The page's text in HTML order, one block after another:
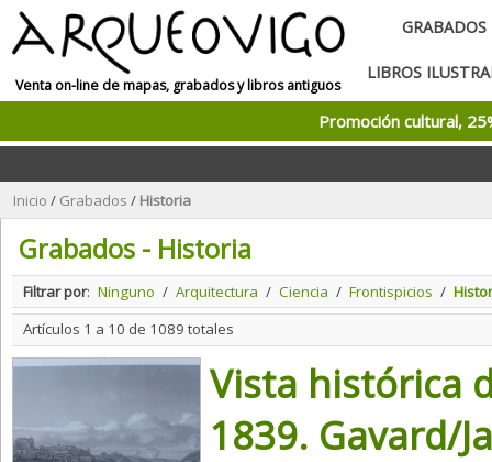
Venta on-line de mapas, grabados y libros antiguos
GRABADOS
LIBROS
Promoción cultural,
Inicio / Grabados / Historia
Grabados - Historia
Filtrar por: Ninguno / Arquitectura / Ciencia / Frontispicios /
Artículos 1 a 10 de 1089 totales
Vista histórica
1839. Gavard/